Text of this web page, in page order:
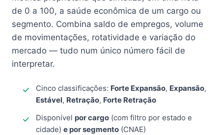
de 0 a 100, a saúde econômica de um cargo ou
segmento. Combina saldo de empregos, volume
de movimentações, rotatividade e variação do
mercado — tudo num único número fácil de
interpretar.
Cinco classificações: Forte Expansão, Expansão,
Estável, Retração, Forte Retração
Disponível por cargo (com filtro por estado e
cidade) e por segmento (CNAE)